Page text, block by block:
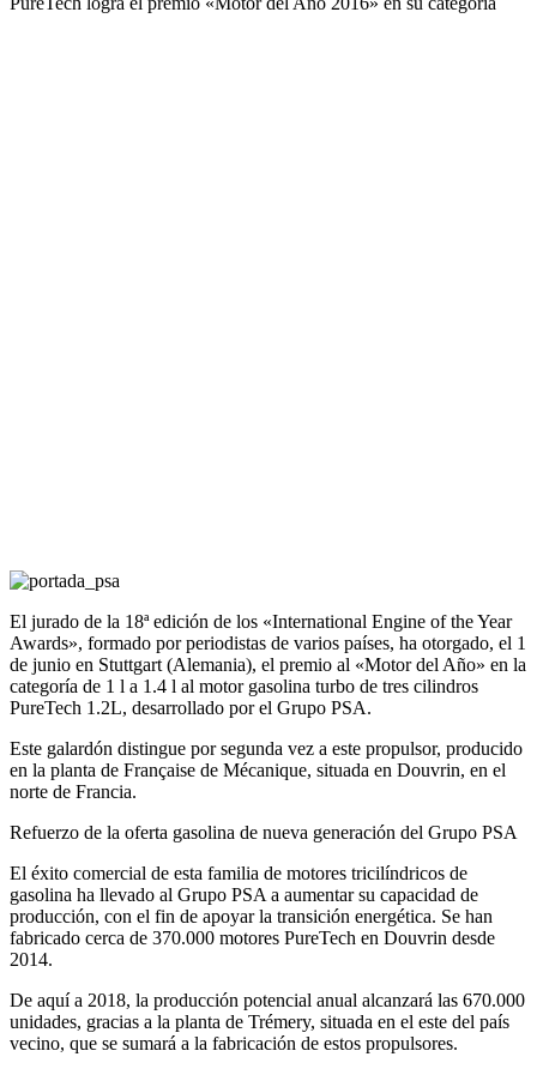
El jurado de la 18ª edición de los «International Engine of the Year
Awards», formado por periodistas de varios países, ha otorgado, el 1
de junio en Stuttgart (Alemania), el premio al «Motor del Año» en la
categoría de 1 l a 1.4 l al motor gasolina turbo de tres cilindros
PureTech 1.2L, desarrollado por el Grupo PSA.
Este galardón distingue por segunda vez a este propulsor, producido
en la planta de Française de Mécanique, situada en Douvrin, en el
norte de Francia.
Refuerzo de la oferta gasolina de nueva generación del Grupo PSA
El éxito comercial de esta familia de motores tricilíndricos de
gasolina ha llevado al Grupo PSA a aumentar su capacidad de
producción, con el fin de apoyar la transición energética. Se han
fabricado cerca de 370.000 motores PureTech en Douvrin desde
2014.
De aquí a 2018, la producción potencial anual alcanzará las 670.000
unidades, gracias a la planta de Trémery, situada en el este del país
vecino, que se sumará a la fabricación de estos propulsores.